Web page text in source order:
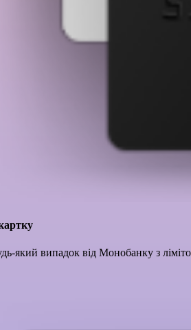
який випадок від Монобанку з